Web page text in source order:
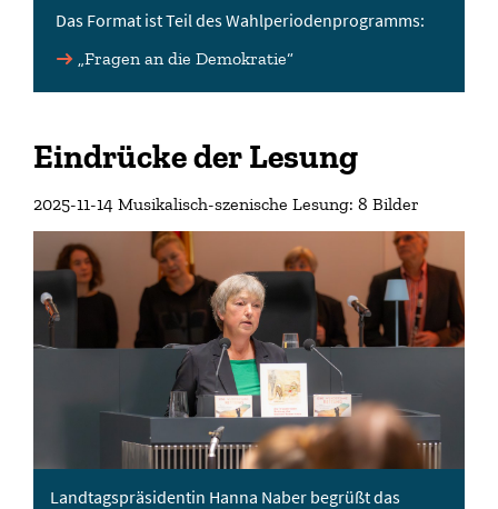
Das Format ist Teil des Wahlperiodenprogramms:
„Fragen an die Demokratie“
Eindrücke der Lesung
2025-11-14 Musikalisch-szenische Lesung: 8 Bilder
Landtagspräsidentin Hanna Naber begrüßt das